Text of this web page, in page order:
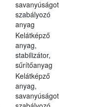
savanyúságot
szabályozó
anyag
Kelátképző
anyag,
stabilizátor,
sűrítőanyag
Kelátképző
anyag,
savanyúságot